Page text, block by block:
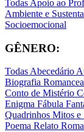
Todas Apoio ao
Ambiente e
Socioemocional
GÊNERO:
TodasAbecedário
Biografia
Conto de Mistério
Enigma Fábula
Quadrinhos Mitos e
Poema Relato